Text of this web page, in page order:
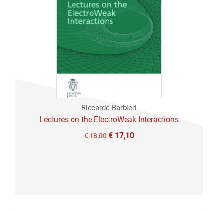
Riccardo Barbieri
Lectures on the ElectroWeak Interactions
Il
€ 18,00.
€18,00Il
€ 18,00.
€17,10